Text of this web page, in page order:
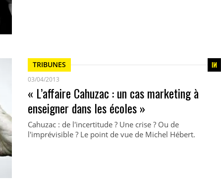
TRIBUNES
03/04/2013
« L’affaire Cahuzac : un cas marketing à
enseigner dans les écoles »
Cahuzac : de l'incertitude ? Une crise ? Ou de
l'imprévisible ? Le point de vue de Michel Hébert.